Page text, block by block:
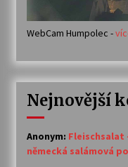
WebCam Humpolec -
Nejnovější
Anonym: Fleischsalat
německá salámová